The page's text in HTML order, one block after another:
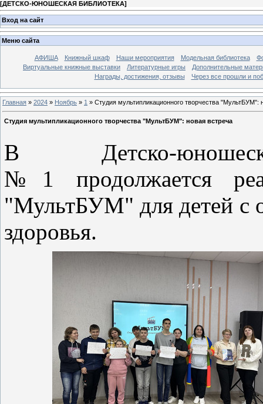
[ДЕТСКО-ЮНОШЕСКАЯ БИБЛИОТЕКА]
Вход на сайт
Меню сайта
АФИША Книжный шкаф Наши мероприятия Модельная библиотека
Виртуальные книжные выставки
Литературные игры
Дополнительные
Награды, достижения, отзывы
Через все прошли и
Главная » 2024 » Ноябрь » 1 » Студия мультипликационного творчества "МультБУМ":
Студия мультипликационного творчества "МультБУМ": новая встреча
В Детско-
№1 продолжается
"МультБУМ" для детей с
здоровья.